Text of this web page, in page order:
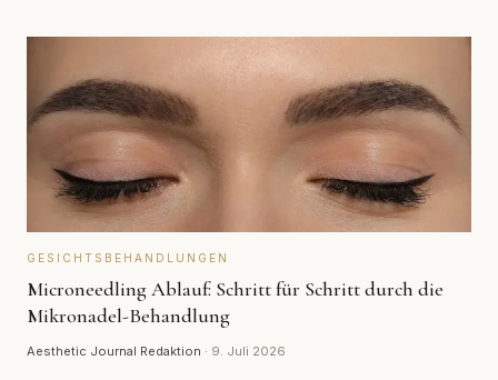
GESICHTSBEHANDLUNGEN
Microneedling Ablauf: Schritt für Schritt durch die
Mikronadel-Behandlung
Aesthetic Journal Redaktion · 9. Juli 2026